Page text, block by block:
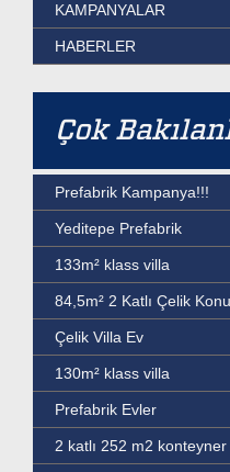
KAMPANYALAR
HABERLER
Çok
Prefabrik Kampanya!!!
Yeditepe Prefabrik
133m² klass villa
84,5m² 2 Katlı Çelik
Çelik Villa Ev
130m² klass villa
Prefabrik Evler
2 katlı 252 m2